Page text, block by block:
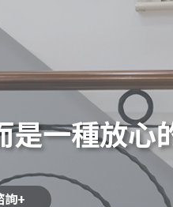
是一種放心
詢+